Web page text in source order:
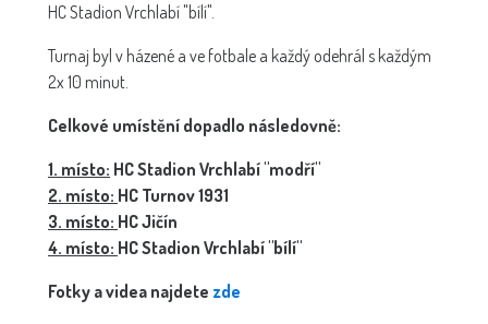
HC Stadion Vrchlabí "bílí".
Turnaj byl v házené a ve fotbale a každý odehrál s každým
2x 10 minut.
Celkové umístění dopadlo následovně:
1. místo: HC Stadion Vrchlabí "modří"
2. místo: HC Turnov 1931
3. místo: HC Jičín
4. místo: HC Stadion Vrchlabí "bílí"
Fotky a videa najdete zde